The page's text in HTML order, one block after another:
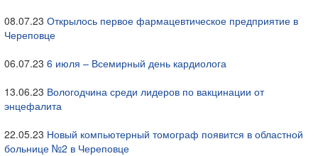
08.07.23 Открылось первое фармацевтическое предприятие в
Череповце
06.07.23 6 июля – Всемирный день кардиолога
13.06.23 Вологодчина среди лидеров по вакцинации от
энцефалита
22.05.23 Новый компьютерный томограф появится в областной
больнице №2 в Череповце